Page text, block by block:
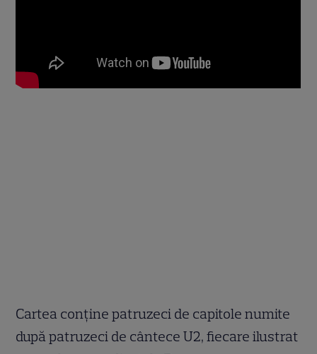
Cartea conține patruzeci de capitole numite
după patruzeci de cântece U2, fiecare ilustrat